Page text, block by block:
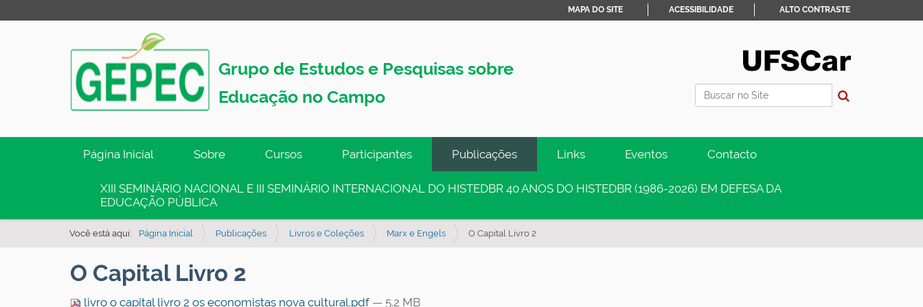
Grupo de Estudos e Pesquisas sobre
Educação no Campo
Busca
MAPA DO SITE ACESSIBILIDADE ALTO CONTRASTE
g
Página Inicial Sobre Cursos Participantes Publicações Links Eventos Contacto
XIII SEMINÁRIO NACIONAL E III SEMINÁRIO INTERNACIONAL DO HISTEDBR 40 ANOS DO HISTEDBR (1986-2026) EM DEFESA DA
EDUCAÇÃO PÚBLICA
Você está aqui: Página Inicial Publicações Livros e Coleções Marx e Engels O Capital Livro 2
O Capital Livro 2
livro o capital livro 2 os economistas nova cultural.pdf — 5.2 MB